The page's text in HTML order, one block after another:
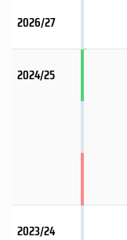
2026/27
2024/25
2023/24